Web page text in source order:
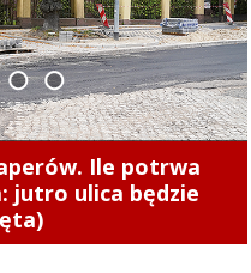
torowiska przy 1
4 5